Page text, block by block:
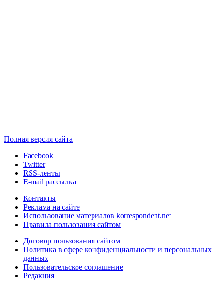
Полная версия сайта
Facebook
Twitter
RSS-ленты
E-mail рассылка
Контакты
Реклама на сайте
Использование материалов korrespondent.net
Правила пользования сайтом
Договор пользования сайтом
Политика в сфере конфиденциальности и персональных
данных
Пользовательское соглашение
Редакция